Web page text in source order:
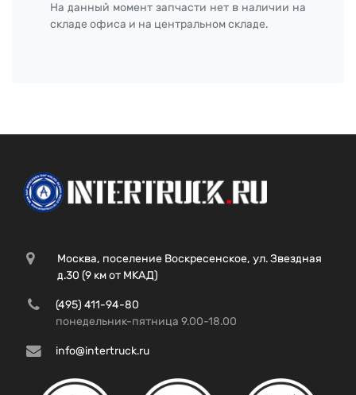
На данный момент запчасти нет в наличии на
складе офиса и на центральном складе.
Москва, поселение Воскресенское, ул. Звездная
д.30 (9 км от МКАД)
(495) 411-94-80
понедельник-пятница 9.00-18.00
info@intertruck.ru